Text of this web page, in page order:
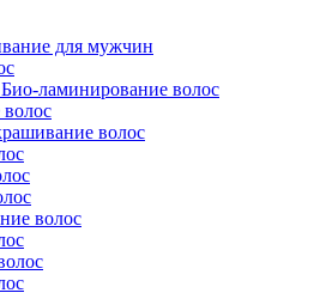
для мужчин
ламинирование волос
волос
волос